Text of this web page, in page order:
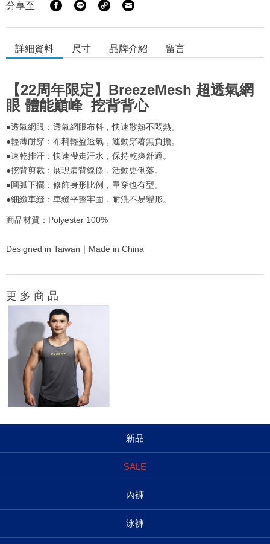
分享至
詳細資料 尺寸 品牌介紹 留言
【22周年限定】BreezeMesh 超透氣網
眼 體能巔峰 挖背背心
●透氣網眼：透氣網眼布料，快速散熱不悶熱。
●輕薄耐穿：布料輕盈透氣，運動穿著無負擔。
●速乾排汗：快速帶走汗水，保持乾爽舒適。
●挖背剪裁：展現肩背線條，活動更俐落。
●圓弧下擺：修飾身形比例，單穿也有型。
●細緻車縫：車縫平整牢固，耐洗不易變形。
商品材質：Polyester 100%
Designed in Taiwan｜Made in China
更 多 商 品
新品
SALE
內褲
泳褲